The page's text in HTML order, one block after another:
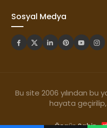
Sosyal Medya
Bu site 2006 yılından bu
hayata
Özgür Şahin